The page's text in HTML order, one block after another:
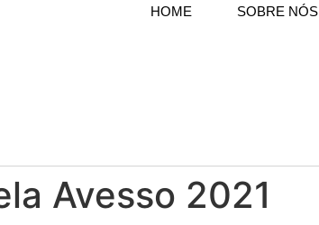
HOME SOBRE NÓS
Avesso 2021